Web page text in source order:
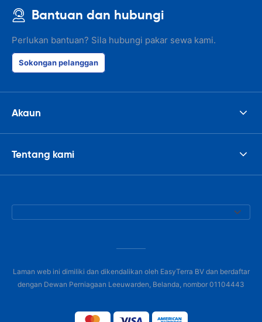
Bantuan dan hubungi
Perlukan bantuan? Sila hubungi pakar sewa kami.
Sokongan pelanggan
Akaun
Tentang kami
Laman web ini dimiliki dan dikendalikan oleh EasyTerra BV dan berdaftar
dengan Dewan Perniagaan Leeuwarden, Belanda, nombor 01104443